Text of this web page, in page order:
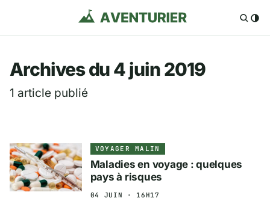
Aventurier.fr —
Archives du 4 juin 2019
1 article publié
VOYAGER MALIN
Maladies en voyage : quelques
pays à risques
04 JUIN · 16H17